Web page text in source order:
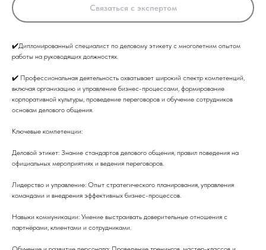
Связаться с экспертом
✔️Дипломированный специалист по деловому этикету с многолетним опытом
работы на руководящих должностях.
✔️ Профессиональная деятельность охватывает широкий спектр компетенций,
включая организацию и управление бизнес-процессами, формирование
корпоративной культуры, проведение переговоров и обучение сотрудников
основам делового общения.
Ключевые компетенции:
Деловой этикет: Знание стандартов делового общения, правил поведения на
официальных мероприятиях и ведения переговоров.
Лидерство и управление: Опыт стратегического планирования, управления
командами и внедрения эффективных бизнес-процессов.
Навыки коммуникации: Умение выстраивать доверительные отношения с
партнёрами, клиентами и сотрудниками.